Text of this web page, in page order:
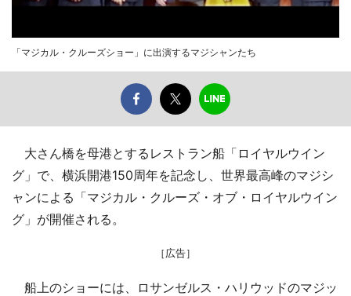
「マジカル・クルーズショー」に出演するマジシャンたち
大さん橋を母港とするレストラン船「ロイヤルウイン
グ」で、横浜開港150周年を記念し、世界最高峰のマジシ
ャンによる「マジカル・クルーズ・オブ・ロイヤルウイン
グ」が開催される。
［広告］
船上のショーには、ロサンゼルス・ハリウッドのマジッ